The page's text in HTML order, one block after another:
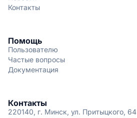
Контакты
Помощь
Пользователю
Частые вопросы
Документация
Контакты
220140, г. Минск, ул. Притыцкого, 64